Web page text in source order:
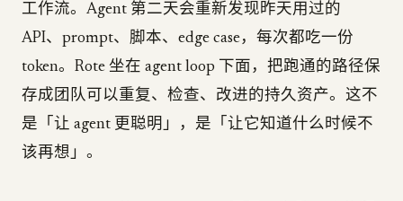
工作流。Agent 第二天会重新发现昨天用过的
API、prompt、脚本、edge case，每次都吃一份
token。Rote 坐在 agent loop 下面，把跑通的路径保
存成团队可以重复、检查、改进的持久资产。这不
是「让 agent 更聪明」，是「让它知道什么时候不
该再想」。